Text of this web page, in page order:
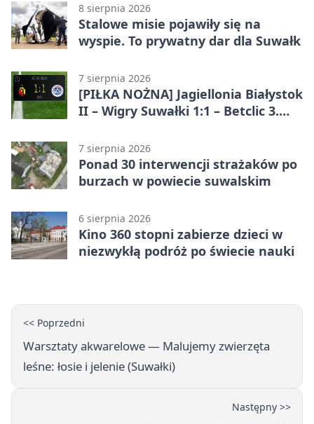
8 sierpnia 2026
Stalowe misie pojawiły się na
wyspie. To prywatny dar dla Suwałk
7 sierpnia 2026
[PIŁKA NOŻNA] Jagiellonia Białystok
II – Wigry Suwałki 1:1 – Betclic 3.
7 sierpnia 2026
Ponad 30 interwencji strażaków po
burzach w powiecie suwalskim
6 sierpnia 2026
Kino 360 stopni zabierze dzieci w
niezwykłą podróż po świecie nauki
<< Poprzedni
Warsztaty akwarelowe — Malujemy zwierzęta
leśne: łosie i jelenie (Suwałki)
Następny >>